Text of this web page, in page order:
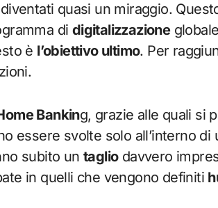
quasi un miraggio.
di digitalizzazione
è l’obiettivo ultimo. Per
Banking, grazie alle quali si
essere svolte solo all’interno di
subito untagliodavvero
in quelli che vengono definiti